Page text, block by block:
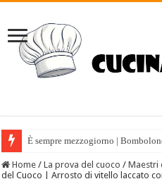
È sempre mezzogiorno |
Home / La prova del cuoco / Maestri
del Cuoco | Arrosto di vitello laccato